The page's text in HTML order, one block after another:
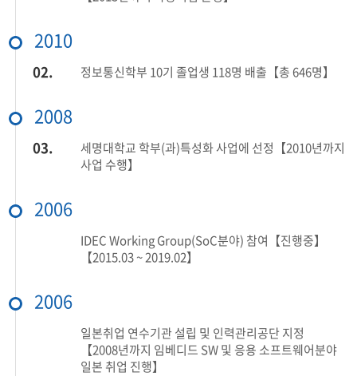
2010
02. 정보통신학부 10기 졸업생 118명 배출【총 646명】
2008
03.
세명대학교 학부(과)특성화 사업에 선정【2010년까지
사업 수행】
2006
IDEC Working Group(SoC분야) 참여【진행중】
【2015.03 ~ 2019.02】
2006
일본취업 연수기관 설립 및 인력관리공단 지정
【2008년까지 임베디드 SW 및 응용 소프트웨어분야
일본 취업 진행】